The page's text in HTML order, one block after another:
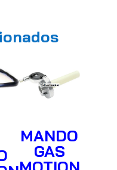
MANDO
GAS